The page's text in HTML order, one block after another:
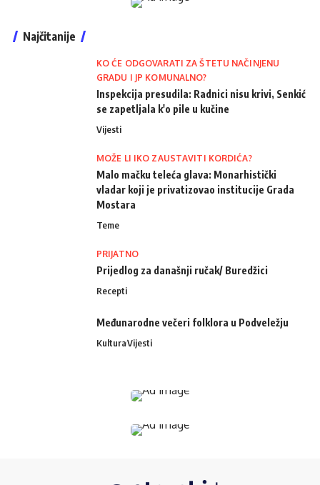
Najčitanije
KO ĆE ODGOVARATI ZA ŠTETU NAČINJENU
GRADU I JP KOMUNALNO?
Inspekcija presudila: Radnici nisu krivi, Senkić
se zapetljala k'o pile u kučine
Vijesti
MOŽE LI IKO ZAUSTAVITI KORDIĆA?
Malo mačku teleća glava: Monarhistički
vladar koji je privatizovao institucije Grada
Mostara
Teme
PRIJATNO
Prijedlog za današnji ručak/ Buredžici
Recepti
Međunarodne večeri folklora u Podveležju
KulturaVijesti